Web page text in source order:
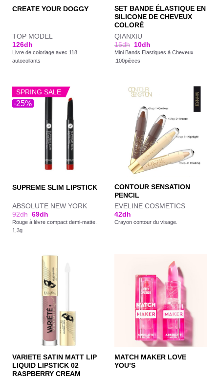
CREATE YOUR DOGGY
TOP MODEL
126dh
Livre de coloriage avec 118
autocollants
SET BANDE ÉLASTIQUE EN
SILICONE DE CHEVEUX
COLORÉ
QIANXIU
16dh 10dh
Mini Bands Elastiques à Cheveux
.100pièces
-25%
SPRING SALE
SUPREME SLIM LIPSTICK
ABSOLUTE NEW YORK
92dh 69dh
Rouge à lèvre compact demi-matte.
1,3g
CONTOUR SENSATION
PENCIL
EVELINE COSMETICS
42dh
Crayon contour du visage.
VARIETE SATIN MATT LIP
LIQUID LIPSTICK 02
RASPBERRY CREAM
MATCH MAKER LOVE
YOU’S